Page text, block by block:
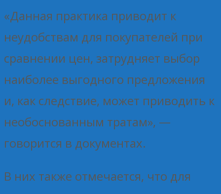
«Данная практика приводит к
неудобствам для покупателей при
сравнении цен, затрудняет выбор
наиболее выгодного предложения
и, как следствие, может приводить к
необоснованным тратам», —
говорится в документах.
В них также отмечается, что для